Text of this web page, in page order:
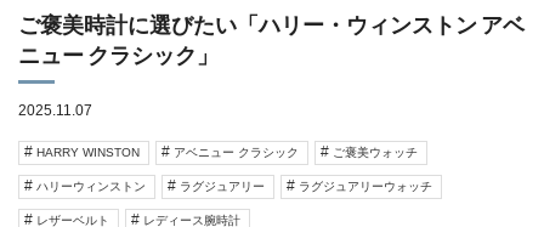
ご褒美時計に選びたい「ハリー・ウィンストン アベ
ニュー クラシック」
2025.11.07
HARRY WINSTON アベニュー クラシック ご褒美ウォッチ
ハリーウィンストン ラグジュアリー ラグジュアリーウォッチ
レザーベルト レディース腕時計